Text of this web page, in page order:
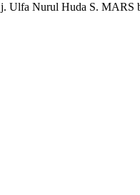
Nurul Huda S.